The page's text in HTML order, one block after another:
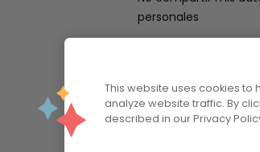
personales
accesibilidad
This website uses cookies
analyze website traffic. By
described in our Privacy